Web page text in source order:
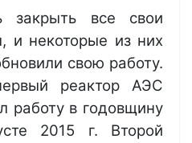
закрыть все свои
и некоторые из них
свою работу.
реактор АЭС
работу в годовщину
2015 г. Второй